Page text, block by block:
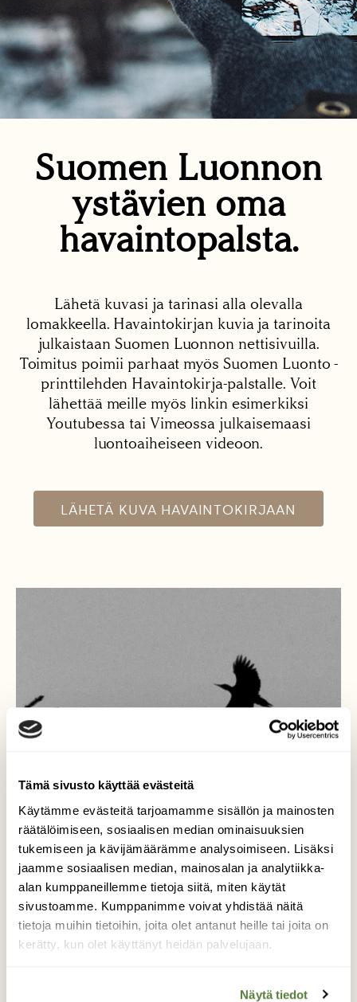
Tämä sivusto käyttää evästeitä
Käytämme evästeitä tarjoamamme sisällön ja mainosten
räätälöimiseen, sosiaalisen median ominaisuuksien
tukemiseen ja kävijämäärämme analysoimiseen. Lisäksi
jaamme sosiaalisen median, mainosalan ja analytiikka-
alan kumppaneillemme tietoja siitä, miten käytät
sivustoamme. Kumppanimme voivat yhdistää näitä
tietoja muihin tietoihin, joita olet antanut heille tai joita on
kerätty, kun olet käyttänyt heidän palvelujaan.
Näytä tiedot
Suomen Luonnon
ystävien oma
havaintopalsta.
Lähetä kuvasi ja tarinasi alla olevalla
lomakkeella. Havaintokirjan kuvia ja tarinoita
julkaistaan Suomen Luonnon nettisivuilla.
Toimitus poimii parhaat myös Suomen Luonto -
printtilehden Havaintokirja-palstalle. Voit
lähettää meille myös linkin esimerkiksi
Youtubessa tai Vimeossa julkaisemaasi
luontoaiheiseen videoon.
LÄHETÄ KUVA HAVAINTOKIRJAAN
Palokärki
Palokärki omassa kotimetsässään